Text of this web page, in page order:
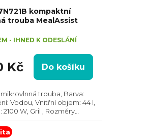
kompaktní
trouba MealAssist
- IHNED K ODESLÁNÍ
Kč Do košíku
trouba, Barva:
Vodou, Vnitřní objem: 44 l,
2100 W, Gril , Rozměry
mm, Počet skel ve
Tlumené dovírání dvířek...